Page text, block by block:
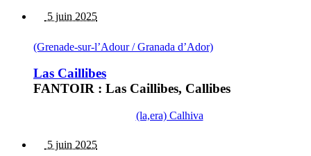
5 juin 2025
(Grenade-sur-l’Adour / Granada d’Ador)
Las Caillibes
FANTOIR : Las Caillibes, Callibes
(la,era) Calhiva
5 juin 2025